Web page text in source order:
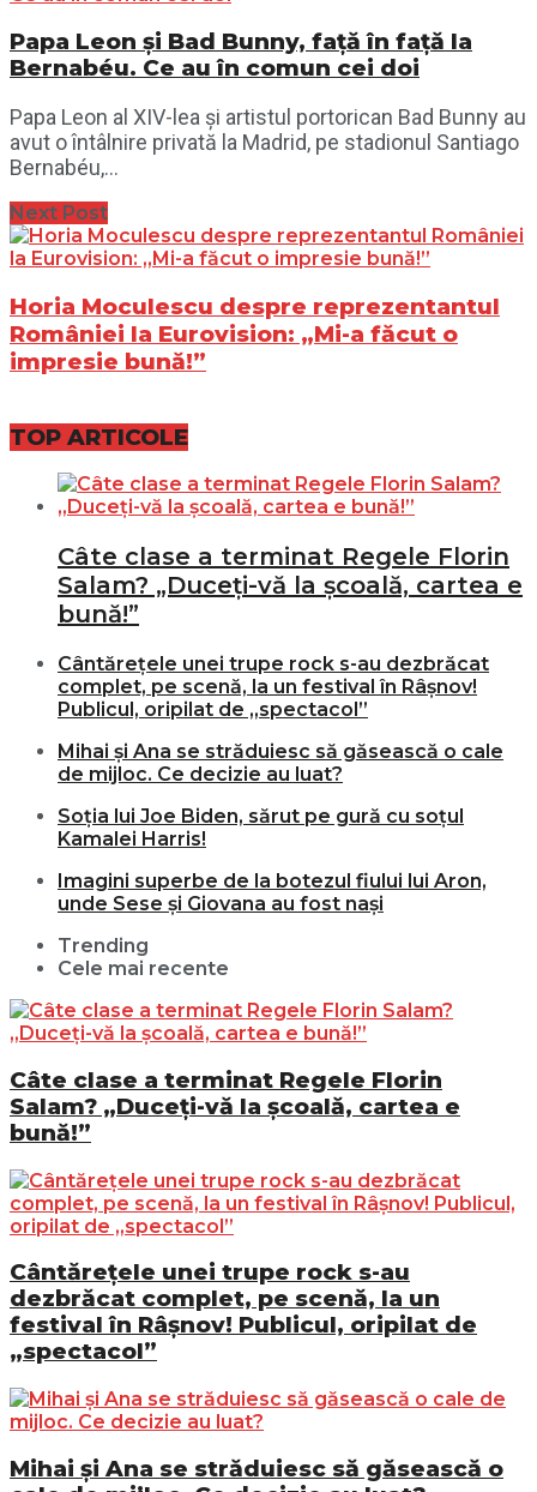
Papa Leon și Bad Bunny, față în față la
Bernabéu. Ce au în comun cei doi
Papa Leon al XIV-lea și artistul portorican Bad Bunny au
avut o întâlnire privată la Madrid, pe stadionul Santiago
Bernabéu,...
Next Post
Horia Moculescu despre reprezentantul
României la Eurovision: „Mi-a făcut o
impresie bună!”
TOP ARTICOLE
Câte clase a terminat Regele Florin
Salam? „Duceți-vă la școală, cartea e
bună!”
Cântărețele unei trupe rock s-au dezbrăcat
complet, pe scenă, la un festival în Râșnov!
Publicul, oripilat de „spectacol”
Mihai și Ana se străduiesc să găsească o cale
de mijloc. Ce decizie au luat?
Soția lui Joe Biden, sărut pe gură cu soțul
Kamalei Harris!
Imagini superbe de la botezul fiului lui Aron,
unde Sese și Giovana au fost nași
Trending
Cele mai recente
Câte clase a terminat Regele Florin
Salam? „Duceți-vă la școală, cartea e
bună!”
Cântărețele unei trupe rock s-au
dezbrăcat complet, pe scenă, la un
festival în Râșnov! Publicul, oripilat de
„spectacol”
Mihai și Ana se străduiesc să găsească o